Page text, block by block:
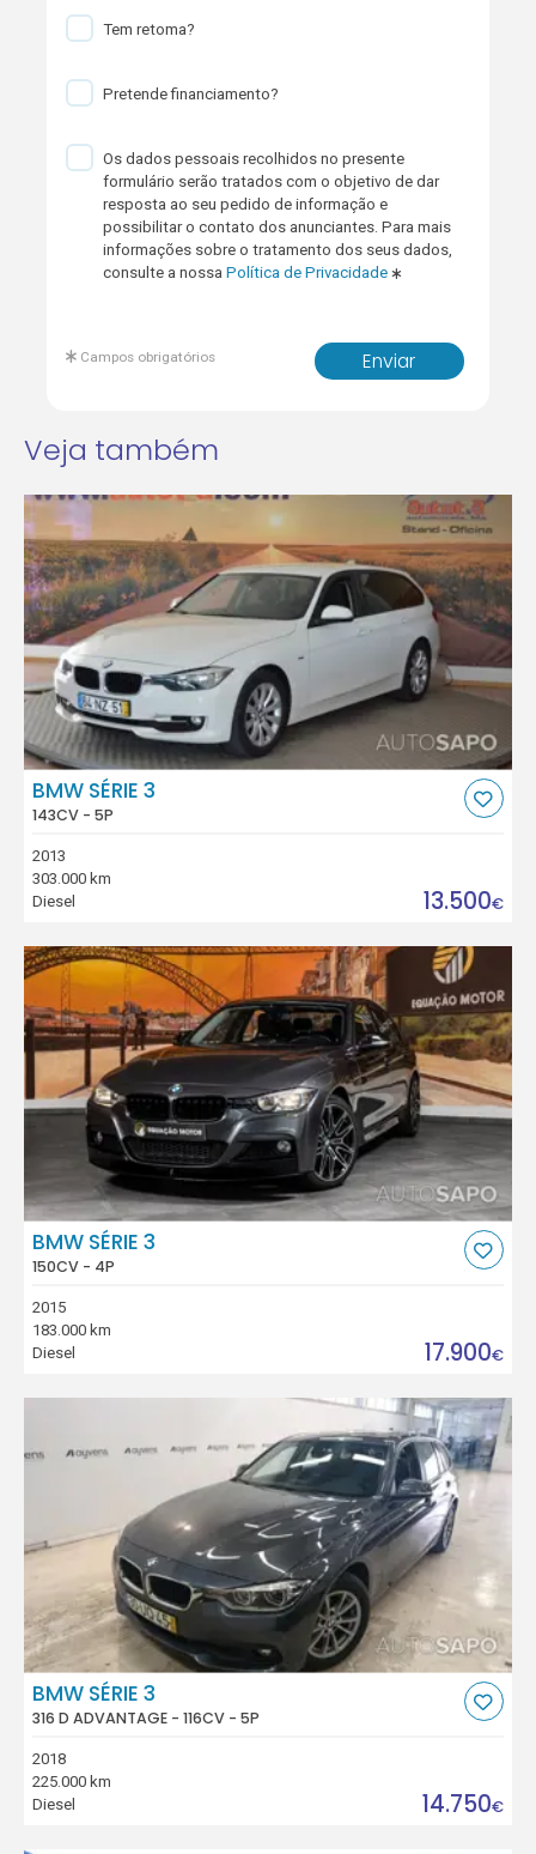
Tem retoma?
Pretende financiamento?
Os dados pessoais recolhidos no presente
formulário serão tratados com o objetivo de dar
resposta ao seu pedido de informação e
possibilitar o contato dos anunciantes. Para mais
informações sobre o tratamento dos seus dados,
consulte a nossaPolítica de Privacidade
Enviar
Campos obrigatórios
Veja também
BMW SÉRIE 3
143CV - 5P
2013
303.000 km
Diesel
13.500€
BMW SÉRIE 3
150CV - 4P
2015
183.000 km
Diesel
17.900€
BMW SÉRIE 3
316 D ADVANTAGE - 116CV - 5P
2018
225.000 km
Diesel
14.750€